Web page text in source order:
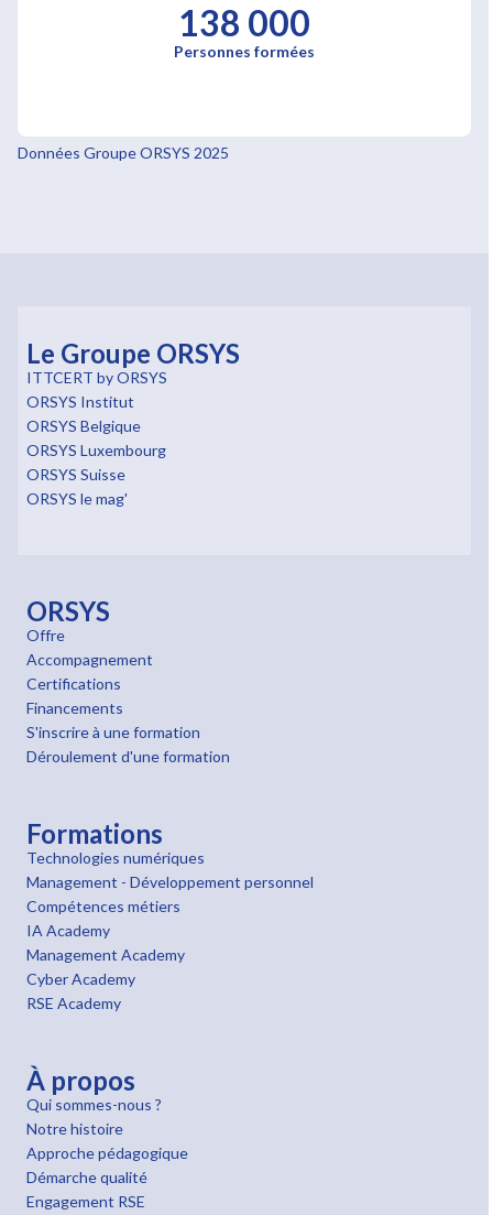
138 000
Personnes formées
Données Groupe ORSYS 2025
Le Groupe ORSYS
ITTCERT by ORSYS
ORSYS Institut
ORSYS Belgique
ORSYS Luxembourg
ORSYS Suisse
ORSYS le mag'
ORSYS
Offre
Accompagnement
Certifications
Financements
S'inscrire à une formation
Déroulement d'une formation
Formations
Technologies numériques
Management - Développement personnel
Compétences métiers
IA Academy
Management Academy
Cyber Academy
RSE Academy
À propos
Qui sommes-nous ?
Notre histoire
Approche pédagogique
Démarche qualité
Engagement RSE